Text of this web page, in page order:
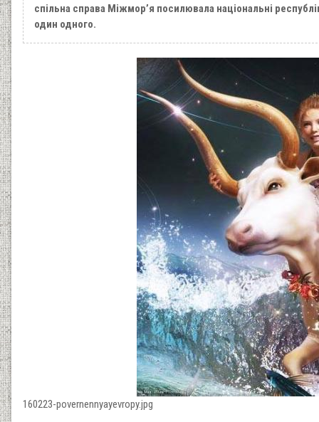
спільна справа Міжмор’я посилювала національні
один одного.
160223-povernennyayevropy.jpg